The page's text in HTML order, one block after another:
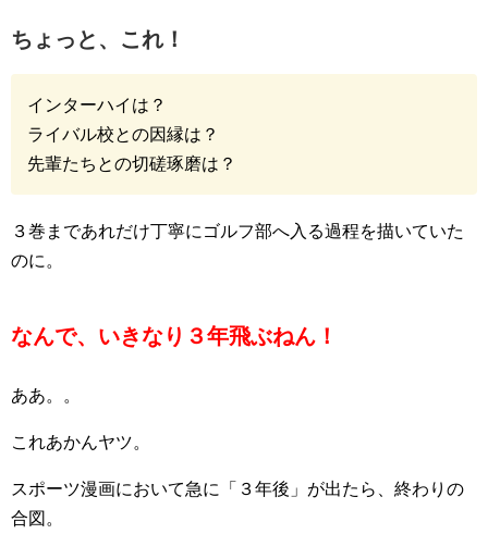
ちょっと、これ！
インターハイは？
ライバル校との因縁は？
先輩たちとの切磋琢磨は？
３巻まであれだけ丁寧にゴルフ部へ入る過程を描いていた
のに。
なんで、いきなり３年飛ぶねん！
ああ。。
これあかんヤツ。
スポーツ漫画において急に「３年後」が出たら、終わりの
合図。